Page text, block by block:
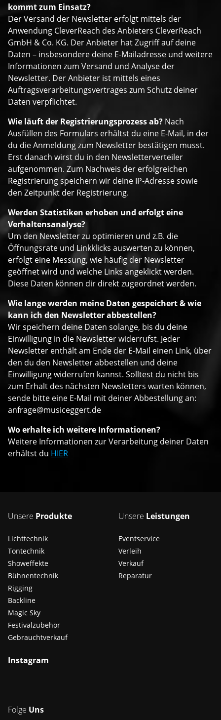
kommt zum Einsatz?
Der Versand der Newsletter erfolgt mittels der
Anwendung CleverReach des Anbieters CleverReach
GmbH & Co. KG. Der Anbieter hat Zugriff auf deine
Daten – insbesondere deine E-Mailadresse und weitere
Informationen zum Versand und Analyse der
Newsletter. Der Anbieter ist mittels eines
Auftragsverarbeitungsvertrages zum Schutz deiner
Daten verpflichtet.
Wie läuft der Registrierungsprozess ab? Nach
Ausfüllen des Formulars erhältst du eine E-Mail, in der
du die Anmeldung zum Newsletter bestätigen musst.
Erst danach wirst du in den Newsletterverteiler
aufgenommen. Zum Nachweis der erfolgreichen
Registrierung speichern wir deine IP-Adresse sowie
den Zeitpunkt der Registrierung.
Werden Statistiken erhoben und erfolgt eine
Verhaltensanalyse?
Um den Newsletter zu optimieren und z.B. die
Öffnungsrate und Linkklicks auswerten zu können,
erfolgt eine Messung, wie häufig der Newsletter
geöffnet wird und welche Links angeklickt werden.
Diese Daten können dir direkt zugeordnet werden.
Wie lange werden meine Daten gespeichert & wie
kann ich den Newsletter abbestellen?
Wir speichern deine Daten solange, bis du deine
Einwilligung in die Newsletter widerrufst. Jeder
Newsletter enthält am Ende der E-Mail einen Link, über
den du den Newsletter abbestellen und deine
Einwilligung widerrufen kannst. Solltest du nicht bis
zum Erhalt des nächsten Newsletters warten können,
sende bitte eine E-Mail mit deiner Abbestellung an:
anfrage@musiceggert.de
Wo erhalte ich weitere Informationen?
Weitere Informationen zur Verarbeitung deiner Daten
erhältst du HIER
Unsere Produkte
Lichttechnik
Tontechnik
Showeffekte
Bühnentechnik
Rigging
Backline
Magic Sky
Festivalzubehör
Gebrauchtverkauf
Unsere Leistungen
Eventservice
Verleih
Verkauf
Reparatur
Instagram
Folge Uns